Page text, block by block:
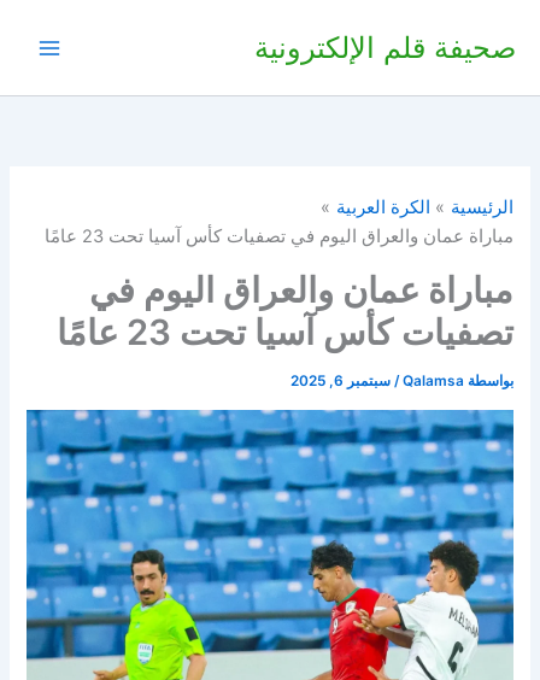
صحيفة قلم الإلكترونية
الرئيسية
الكرة العربية
مباراة عمان والعراق اليوم في تصفيات كأس آسيا تحت 23 عامًا
مباراة عمان والعراق اليوم في
تصفيات كأس آسيا تحت 23 عامًا
بواسطة Qalamsa
/سبتمبر 6, 2025